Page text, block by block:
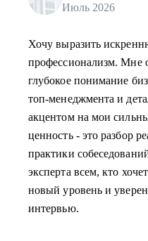
Июль 2026
Хочу выразить
профессионализм. Мне
глубокое понимание
топ-менеджмента и
акцентом на мои
ценность - это разбор
практики
эксперта всем, кто
новый уровень и
интервью.